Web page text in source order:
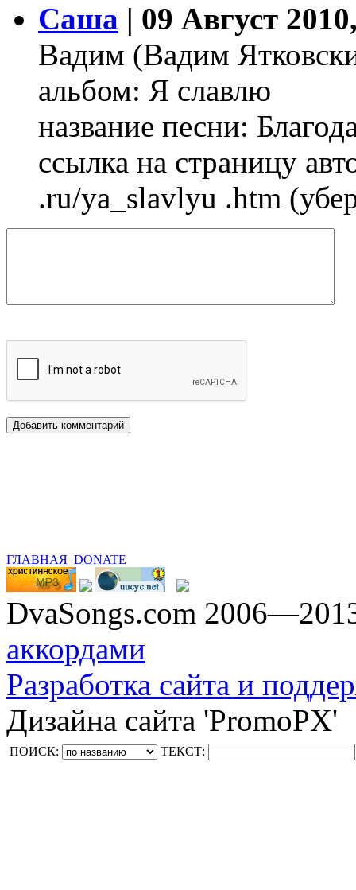
Саша | 09 Август
Вадим (Вадим
альбом: Я славлю
название песни:
cсылка на страницу
.ru/ya_slavlyu .htm
ГЛАВНАЯ DONATE
DvaSongs.com
аккордами
Разработка сайта и
Дизайна сайта 'PromoPX'
ПОИСК: ТЕКСТ: